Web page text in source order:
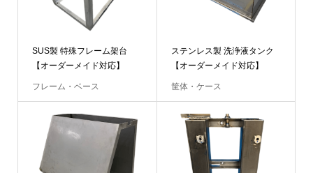
SUS製 特殊フレーム架台
【オーダーメイド対応】
フレーム・ベース
ステンレス製 洗浄液タンク
【オーダーメイド対応】
筐体・ケース